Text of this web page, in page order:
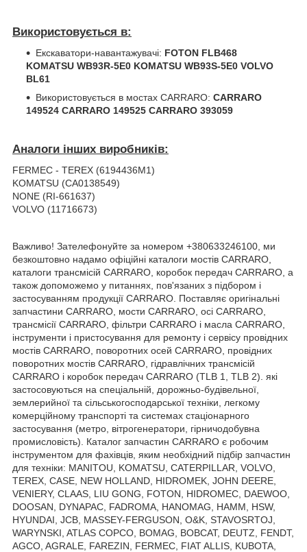
Використовується в:
Екскаватори-навантажувачі: FOTON FLB468
KOMATSU WB93R-5Е0 KOMATSU WB93S-5Е0 VOLVO
BL61
Використовується в мостах CARRARO: CARRARO
149524 CARRARO 149525 CARRARO 393059
Аналоги інших виробників:
FERMEC - TEREX (6194436M1)
KOMATSU (CA0138549)
NONE (RI-661637)
VOLVO (11716673)
Важливо! Зателефонуйте за номером +380633246100, ми
безкоштовно надамо офіційні каталоги мостів CARRARO,
каталоги трансмісій CARRARO, коробок передач CARRARO, а
також допоможемо у питаннях, пов'язаних з підбором і
застосуванням продукції CARRARO. Поставляє оригінальні
запчастини CARRARO, мости CARRARO, осі CARRARO,
трансмісії CARRARO, фільтри CARRARO і масла CARRARO,
інструменти і пристосування для ремонту і сервісу провідних
мостів CARRARO, поворотних осей CARRARO, провідних
поворотних мостів CARRARO, гідравлічних трансмісій
CARRARO і коробок передач CARRARO (TLB 1, TLB 2). які
застосовуються на спеціальній, дорожньо-будівельної,
землерийної та сільськогосподарської техніки, легкому
комерційному транспорті та системах стаціонарного
застосування (метро, вітрогенератори, гірничодобувна
промисловість). Каталог запчастин CARRARO є робочим
інструментом для фахівців, яким необхідний підбір запчастин
для техніки: MANITOU, KOMATSU, CATERPILLAR, VOLVO,
TEREX, CASE, NEW HOLLAND, HIDROMEK, JOHN DEERE,
VENIERY, CLAAS, LIU GONG, FOTON, HIDROMEC, DAEWOO,
DOOSAN, DYNAPAC, FADROMA, HANOMAG, HAMM, HSW,
HYUNDAI, JCB, MASSEY-FERGUSON, O&K, STAVOSRTOJ,
WARYNSKI, ATLAS COPCO, BOMAG, BOBCAT, DEUTZ, FENDT,
AGCO, AGRALE, FAREZIN, FERMEC, FIAT ALLIS, KUBOTA,